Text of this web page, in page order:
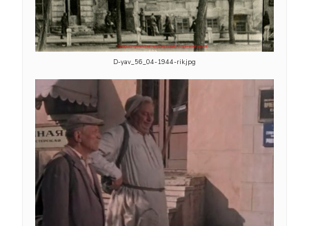
D-yav_56_04-1944-rik.jpg